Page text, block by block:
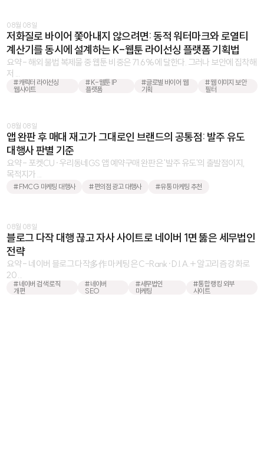
08월 08일
저화질로 바이어 쫓아내지 않으려면: 동적 워터마크와 로열티
계산기를 동시에 설계하는 K-웹툰 라이선싱 플랫폼 기획법
요약 - 해외 불법 복제물 중 웹툰 비중은 71.6%에 달한다. 그러나 보안에 집착해
저 ...
#캐릭터 라이선싱
웹사이트
#K-웹툰 IP
플랫폼
#글로벌 바이어 웹
기획
#웹 이미지 보안
필터
08월 08일
앱 완판 후 매대 재고가 그대로인 브랜드의 공통점: 발주 유도
대행사 판별 기준
요약 - 포켓CU·우리동네GS 앱 예약구매 완판은 '발주 유도'의 출발점이지,
목적지가 ...
#FMCG 마케팅 대행사 #편의점 광고 대행사 #유통 마케팅 추천
08월 08일
블로그 다작 대행 끊고 자사 사이트로 네이버 1면 뚫은 세무법인
전략
요약 - 네이버 블로그 다작多作 마케팅은 C-Rank·D.I.A.+ 알고리즘 강화로
20 ...
#네이버 검색 로직
개편
#네이버
SEO
#세무법인
마케팅
#통합 랭킹 외부
사이트